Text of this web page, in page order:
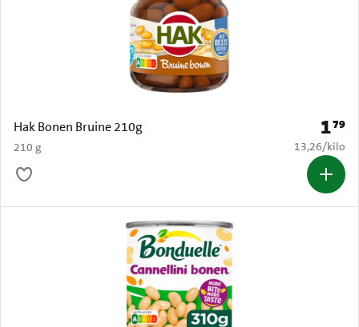
Hak Bonen Bruine 210g
210 g
Prijs:
179
€ 13,26 per
13,26/kilo